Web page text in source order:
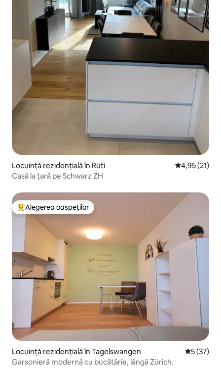
Locuință rezidențială în Rüti Scor mediu
4,95 (21)
Casă la țară pe Schwarz ZH
Locuință din topul categoriei Alegerea oaspeților
Alegerea oaspeților
Locuință rezidențială în Tagelswangen Scor
5 (37)
Garsonieră modernă cu bucătărie, lângă Zürich.